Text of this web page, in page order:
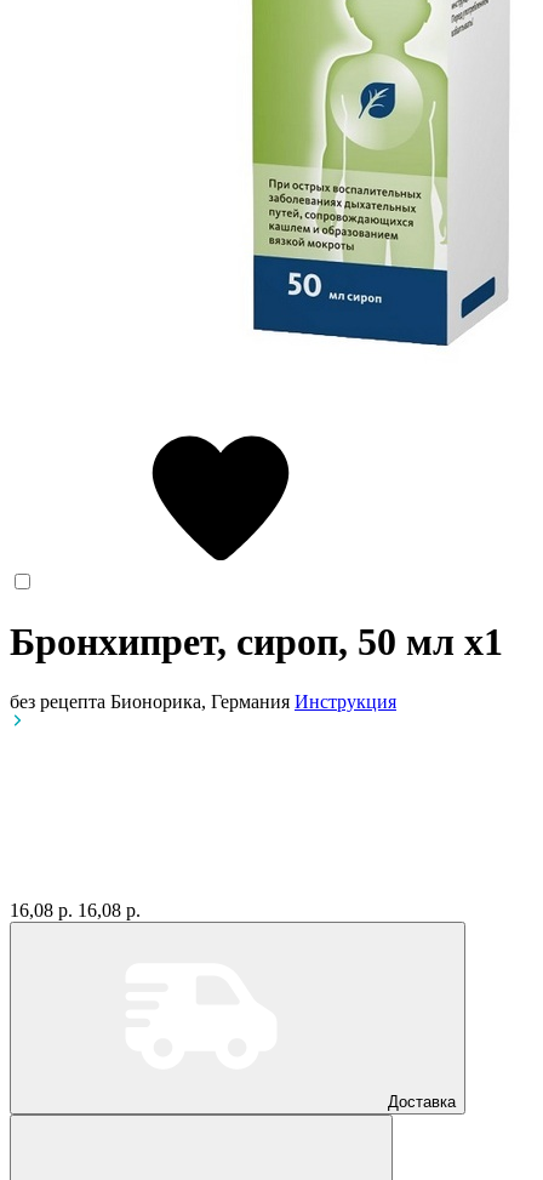
Бронхипрет, сироп, 50 мл x1
без рецепта Бионорика, Германия Инструкция
16,08 р. 16,08 р.
Доставка